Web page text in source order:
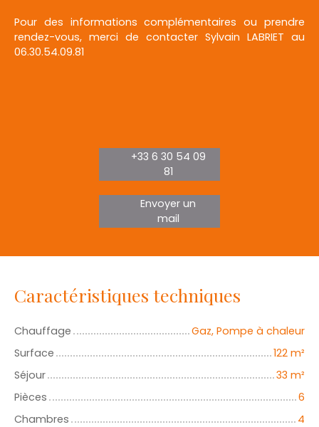
Pour des informations complémentaires ou prendre
rendez-vous, merci de contacter Sylvain LABRIET au
06.30.54.09.81
+33 6 30 54 09
81
Envoyer un
mail
Caractéristiques techniques
Chauffage
Gaz, Pompe à chaleur
Surface
122 m²
Séjour
33 m²
Pièces
6
Chambres
4